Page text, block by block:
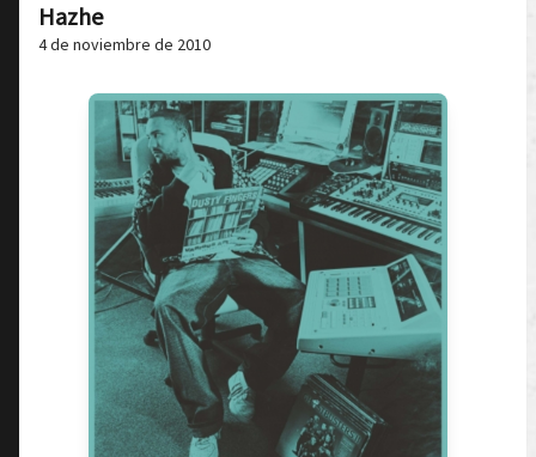
Hazhe
4 de noviembre de 2010